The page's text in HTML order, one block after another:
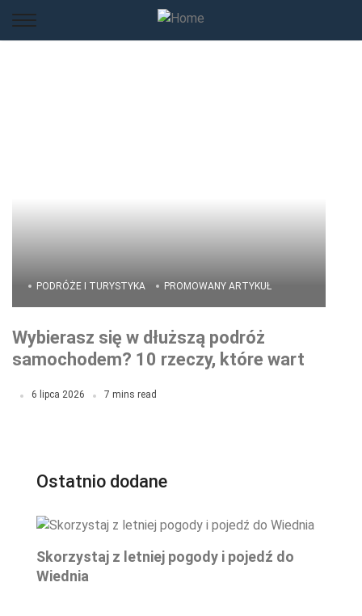
PODRÓŻE I TURYSTYKA PROMOWANY ARTYKUŁ
Wybierasz się w dłuższą podróż
samochodem? 10 rzeczy, które warto
6 lipca 2026 7 mins read
Ostatnio dodane
Skorzystaj z letniej pogody i pojedź do
Wiednia